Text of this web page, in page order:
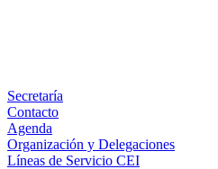
Secretaría
Contacto
Agenda
Organización y Delegaciones
Líneas de Servicio CEI